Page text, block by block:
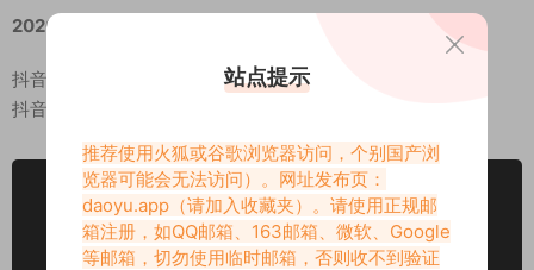
2026.02.10
抖音 小猫困困 秘语空间 NO.004期 [37P-8.46 MB]
抖音 小猫困困 秘语空间 NO.005期 [25P-2V 143.1 MB]
下载价格 VIP 专享
仅限VIP下载
升级VIP
站点提示
推荐使用火狐或谷歌浏览器访问，个别国产浏
览器可能会无法访问）。网址发布页：
daoyu.app （请加入收藏夹）。请使用正规邮
箱注册，如QQ邮箱、163邮箱、微软、Google
等邮箱，切勿使用临时邮箱，否则收不到验证